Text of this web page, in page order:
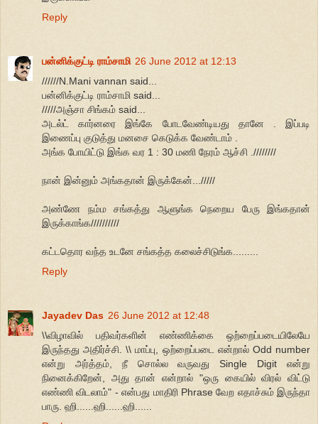
Reply
பன்னிக்குட்டி ராம்சாமி 26 June 2012 at 12:13
//////N.Mani vannan said...
பன்னிக்குட்டி ராம்சாமி said...
/////அஞ்சா சிங்கம் said...
அடல்ட் கார்னரை இங்கே போடவேண்டியது தானே . இப்படி
இணைப்பு குடுத்து மனசை கெடுக்க வேண்டாம் .
அங்க போயிட்டு இங்க வர 1 : 30 மணி நேரம் ஆச்சி .////////
நான் இன்னும் அங்கதான் இருக்கேன்.../////
அண்ணே நம்ம சங்கத்து ஆளுங்க நெறைய பேரு இங்கதான்
இருக்காங்க//////////
கட்டதொர வந்த உடனே சங்கத்த கலைச்சிடுங்க.........
Reply
Jayadev Das 26 June 2012 at 12:48
\\விழாவில் பதிவர்களின் எண்ணிக்கை ஒற்றைப்படையிலேயே
இருந்தது அதிர்ச்சி. \\ மாப்பு, ஒற்றைப்படை என்றால் Odd number
என்று அர்த்தம், நீ சொல்ல வருவது Single Digit என்று
நினைக்கிறேன், அது தான் என்றால் "ஒரு கையில் விரல் விட்டு
எண்ணி விடலாம்" - என்பது மாதிரி Phrase வேற எதாச்சும் இருந்தா
பாரு. ஹி......ஹி......ஹி......